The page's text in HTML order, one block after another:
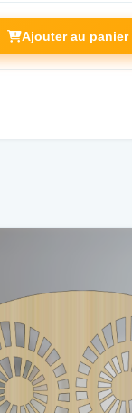
Ajouter au panier